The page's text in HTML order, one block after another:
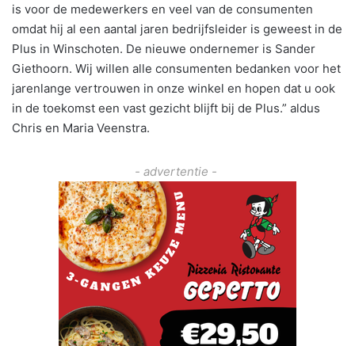
is voor de medewerkers en veel van de consumenten
omdat hij al een aantal jaren bedrijfsleider is geweest in de
Plus in Winschoten. De nieuwe ondernemer is Sander
Giethoorn. Wij willen alle consumenten bedanken voor het
jarenlange vertrouwen in onze winkel en hopen dat u ook
in de toekomst een vast gezicht blijft bij de Plus.” aldus
Chris en Maria Veenstra.
- advertentie -